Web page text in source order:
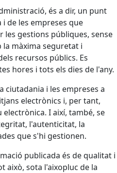
és a dir, un punt
de les empreses que
les gestions públiques, sense
màxima seguretat i
recursos públics. Es
hores i tots els dies de l'any.
ciutadania i les empreses a
electrònics i, per tant,
electrònica. I així, també, se
l'autenticitat, la
que s'hi gestionen.
publicada és de qualitat i
això, sota l'aixopluc de la